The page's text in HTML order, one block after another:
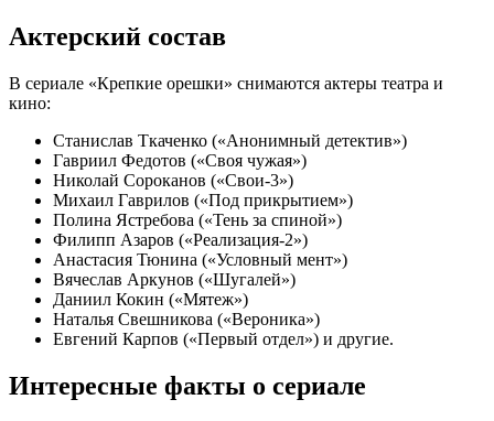
Актерский состав
В сериале «Крепкие орешки» снимаются актеры театра и
кино:
Станислав Ткаченко («Анонимный детектив»)
Гавриил Федотов («Своя чужая»)
Николай Сороканов («Свои-3»)
Михаил Гаврилов («Под прикрытием»)
Полина Ястребова («Тень за спиной»)
Филипп Азаров («Реализация-2»)
Анастасия Тюнина («Условный мент»)
Вячеслав Аркунов («Шугалей»)
Даниил Кокин («Мятеж»)
Наталья Свешникова («Вероника»)
Евгений Карпов («Первый отдел») и другие.
Интересные факты о сериале